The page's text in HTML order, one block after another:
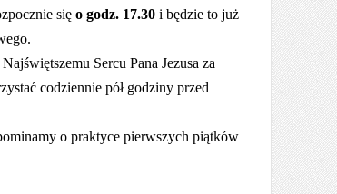
się o godz. 17.30 i będzie to już
Sercu Pana Jezusa za
codziennie pół godziny przed
o praktyce pierwszych piątków